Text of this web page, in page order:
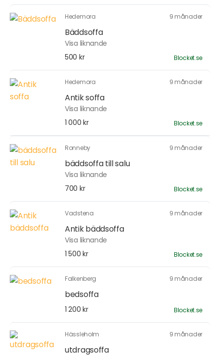
Hedemora 9 månader
Bäddsoffa
Visa liknande
500 kr
Blocket.se
Hedemora 9 månader
Antik soffa
Visa liknande
1 000 kr
Blocket.se
Ronneby 9 månader
bäddsoffa till salu
Visa liknande
700 kr
Blocket.se
Vadstena 9 månader
Antik bäddsoffa
Visa liknande
1 500 kr
Blocket.se
Falkenberg 9 månader
bedsoffa
1 200 kr Blocket.se
Hässleholm 9 månader
utdragsoffa